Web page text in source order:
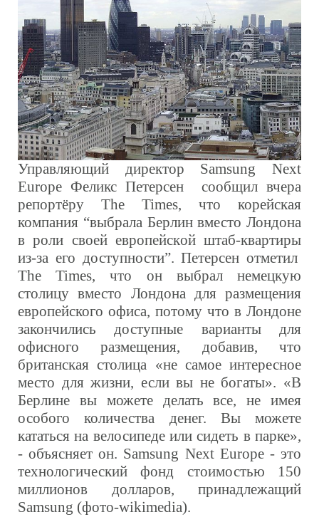
Управляющий директор Samsung Next
Europe Феликс Петерсен сообщил вчера
репортёру The Times, что корейская
компания “выбрала Берлинвместо Лондона
в роли своейевропейской штаб-квартиры
из-за его доступности”. Петерсен отметил
The Times, что он выбрал немецкую
столицу вместо Лондона для размещения
европейского офиса, потому что в Лондоне
закончились доступные варианты для
офисного размещения, добавив, что
британская столица «не самое интересное
место для жизни, если вы не богаты». «В
Берлине вы можете делать все, не имея
особого количества денег. Вы можете
кататься на велосипеде или сидеть в парке»,
- объясняет он. Samsung Next Europe - это
технологический фонд стоимостью 150
миллионов долларов, принадлежащий
Samsung (фото-wikimedia).